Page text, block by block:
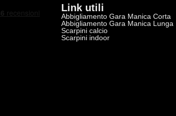
Link utili
Abbigliamento Gara Manica Corta
Abbigliamento Gara Manica Lunga
Scarpini calcio
Scarpini indoor